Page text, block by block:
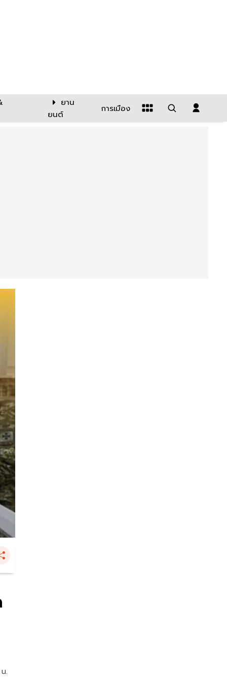
ยาน
ยนต์
การเมือง
.